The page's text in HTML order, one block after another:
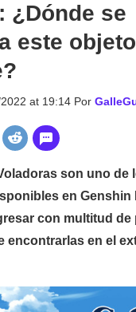
¿Dónde se
este
at 19:14 Por
son uno de
en Genshin
con multitud de
encontrarlas en el